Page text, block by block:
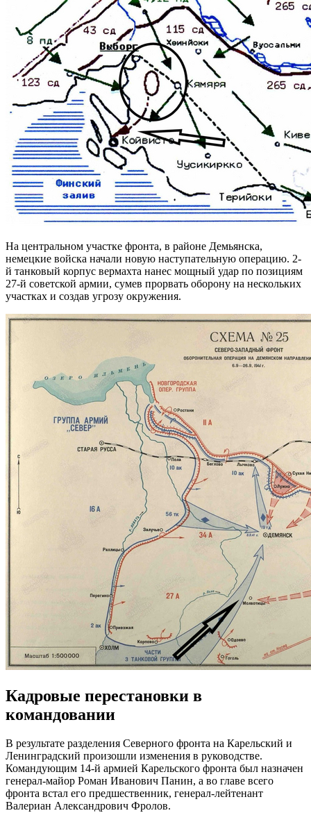
На центральном участке фронта, в районе Демьянска,
немецкие войска начали новую наступательную операцию. 2-
й танковый корпус вермахта нанес мощный удар по позициям
27-й советской армии, сумев прорвать оборону на нескольких
участках и создав угрозу окружения.
Кадровые перестановки в
командовании
В результате разделения Северного фронта на Карельский и
Ленинградский произошли изменения в руководстве.
Командующим 14-й армией Карельского фронта был назначен
генерал-майор Роман Иванович Панин, а во главе всего
фронта встал его предшественник, генерал-лейтенант
Валериан Александрович Фролов.